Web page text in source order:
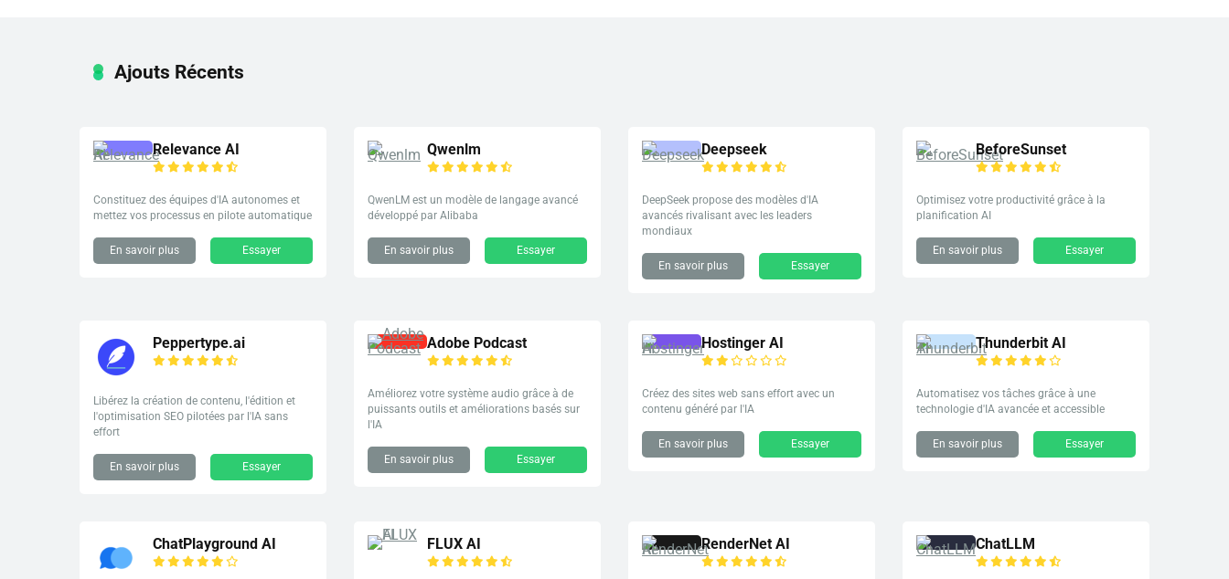
Ajouts Récents
Relevance AI
Constituez des équipes d'IA autonomes et
mettez vos processus en pilote automatique
En savoir plus Essayer
Qwenlm
QwenLM est un modèle de langage avancé
développé par Alibaba
En savoir plus Essayer
Deepseek
DeepSeek propose des modèles d'IA
avancés rivalisant avec les leaders
mondiaux
En savoir plus Essayer
BeforeSunset
Optimisez votre productivité grâce à la
planification AI
En savoir plus Essayer
Peppertype.ai
Libérez la création de contenu, l'édition et
l'optimisation SEO pilotées par l'IA sans
effort
En savoir plus Essayer
Adobe Podcast
Améliorez votre système audio grâce à de
puissants outils et améliorations basés sur
l'IA
En savoir plus Essayer
Hostinger AI
Créez des sites web sans effort avec un
contenu généré par l'IA
En savoir plus Essayer
Thunderbit AI
Automatisez vos tâches grâce à une
technologie d'IA avancée et accessible
En savoir plus Essayer
ChatPlayground AI FLUX AI RenderNet AI ChatLLM